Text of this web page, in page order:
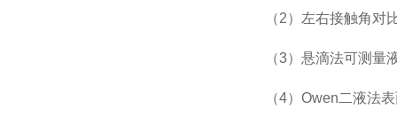
（2）左右接触角对
（3）悬滴法可测量
（4）Owen二液法